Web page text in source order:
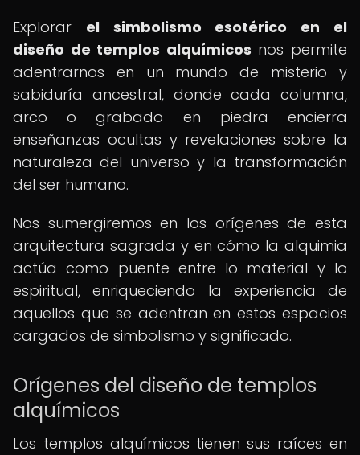
Explorar el simbolismo esotérico en el
diseño de templos alquímicos nos permite
adentrarnos en un mundo de misterio y
sabiduría ancestral, donde cada columna,
arco o grabado en piedra encierra
enseñanzas ocultas y revelaciones sobre la
naturaleza del universo y la transformación
del ser humano.
Nos sumergiremos en los orígenes de esta
arquitectura sagrada y en cómo la alquimia
actúa como puente entre lo material y lo
espiritual, enriqueciendo la experiencia de
aquellos que se adentran en estos espacios
cargados de simbolismo y significado.
Orígenes del diseño de templos
alquímicos
Los templos alquímicos tienen sus raíces en